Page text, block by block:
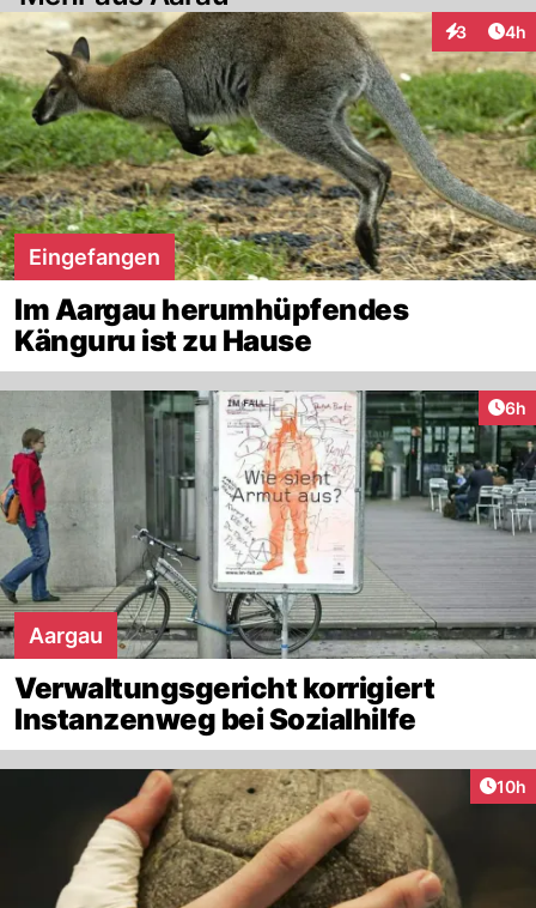
3 4h
Eingefangen
Im Aargau herumhüpfendes
Känguru ist zu Hause
6h
Aargau
Verwaltungsgericht korrigiert
Instanzenweg bei Sozialhilfe
10h